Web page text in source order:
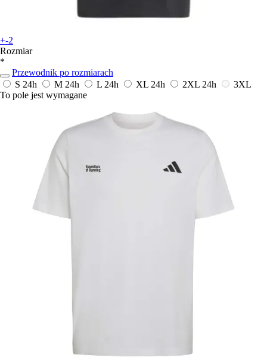
+-2
Rozmiar
*
Przewodnik po rozmiarach
S 24h M 24h L 24h XL 24h 2XL 24h
3XL
To pole jest wymagane